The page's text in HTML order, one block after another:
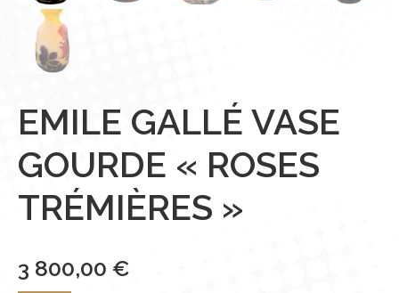
EMILE GALLÉ VASE
GOURDE « ROSES
TRÉMIÈRES »
3 800,00 €